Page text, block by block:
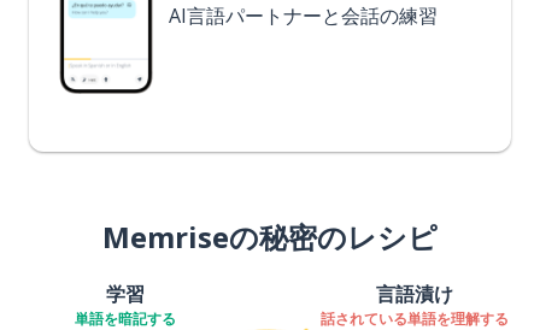
AI言語パートナーと会話の練習
Memriseの秘密のレシピ
学習
単語を暗記する
言語漬け
話されている単語を理解する